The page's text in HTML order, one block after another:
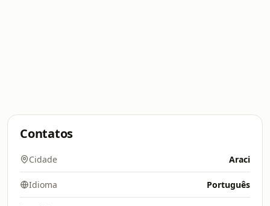
Contatos
Cidade Araci
Idioma Português